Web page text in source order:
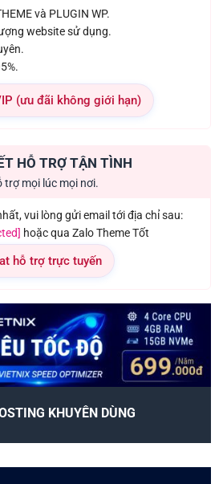
và PLUGIN WP.
website sử dụng.
(ưu đãi không giới hạn)
HỖ TRỢ TẬN TÌNH
trợ mọi lúc mọi nơi.
vui lòng gửi email tới địa chỉ sau:
hoặc qua Zalo Theme Tốt
hỗ trợ trực tuyến
KHUYÊN DÙNG